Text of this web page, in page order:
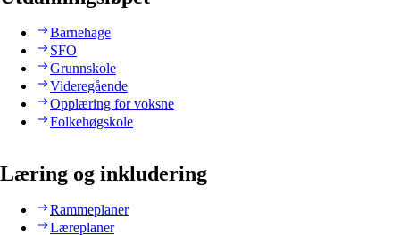
Barnehage
SFO
Grunnskole
Videregående
Opplæring for voksne
Folkehøgskole
Læring og inkludering
Rammeplaner
Læreplaner